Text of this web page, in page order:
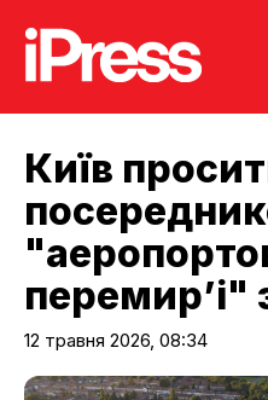
Київ
перемир’і"
12 травня 2026, 08:34